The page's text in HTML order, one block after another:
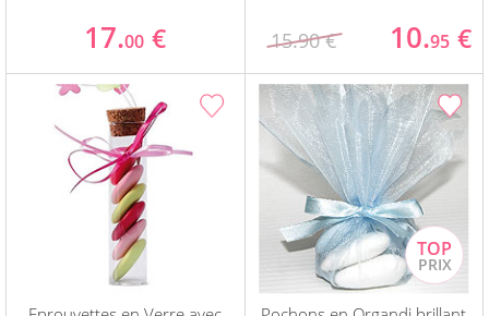
17.00 € 15.90 € 10.95 €